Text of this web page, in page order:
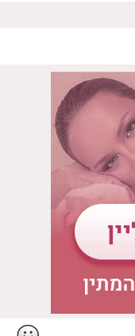
ויוקרתי ומהטובים בארץ,
אביב, מלון מפואר ברמה
המרהיבה, לצד רחובותיה
לטייל ולבלות לפני או
כמו כן, המלון נמצא
קצר תוכלו להגיע לכל
אביב.
פרטי